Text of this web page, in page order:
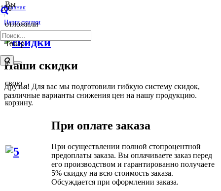
Вы
отложили
Товар
в
свою
корзину.
Главная
/
Наши скидки
Наши скидки
Друзья! Для вас мы подготовили гибкую систему скидок,
различные варианты снижения цен на нашу продукцию.
При оплате заказа
При осуществлении полной стопроцентной
предоплаты заказа. Вы оплачиваете заказ перед
его производством и гарантированно получаете
5% скидку на всю стоимость заказа.
Обсуждается при оформлении заказа.